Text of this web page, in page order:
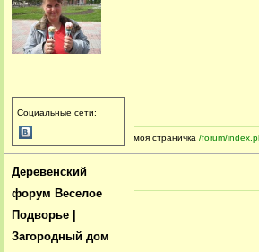
Социальные сети:
моя страничка /forum/
Деревенский
форум Веселое
Подворье |
Загородный дом